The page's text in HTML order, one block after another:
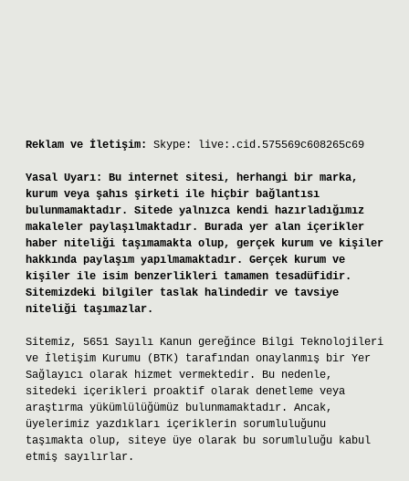
Reklam ve İletişim: Skype: live:.cid.575569c608265c69
Yasal Uyarı:
Bu internet sitesi, herhangi bir marka,
kurum veya şahıs şirketi ile hiçbir bağlantısı
bulunmamaktadır. Sitede yalnızca kendi hazırladığımız
makaleler paylaşılmaktadır. Burada yer alan içerikler
haber niteliği taşımamakta olup, gerçek kurum ve kişiler
hakkında paylaşım yapılmamaktadır. Gerçek kurum ve
kişiler ile isim benzerlikleri tamamen tesadüfidir.
Sitemizdeki bilgiler taslak halindedir ve tavsiye
niteliği taşımazlar.
Sitemiz, 5651 Sayılı Kanun gereğince Bilgi Teknolojileri
ve İletişim Kurumu (BTK) tarafından onaylanmış bir Yer
Sağlayıcı olarak hizmet vermektedir. Bu nedenle,
sitedeki içerikleri proaktif olarak denetleme veya
araştırma yükümlülüğümüz bulunmamaktadır. Ancak,
üyelerimiz yazdıkları içeriklerin sorumluluğunu
taşımakta olup, siteye üye olarak bu sorumluluğu kabul
etmiş sayılırlar.